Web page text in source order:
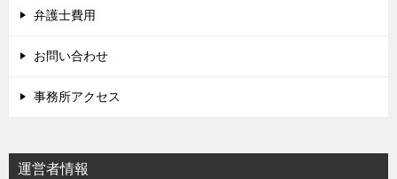
弁護士費用
お問い合わせ
事務所アクセス
運営者情報